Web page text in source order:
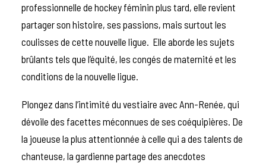
professionnelle de hockey féminin plus tard, elle revient
partager son histoire, ses passions, mais surtout les
coulisses de cette nouvelle ligue. Elle aborde les sujets
brûlants tels que l’équité, les congés de maternité et les
conditions de la nouvelle ligue.
Plongez dans l’intimité du vestiaire avec Ann-Renée, qui
dévoile des facettes méconnues de ses coéquipières. De
la joueuse la plus attentionnée à celle qui a des talents de
chanteuse, la gardienne partage des anecdotes